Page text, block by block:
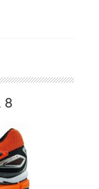
8